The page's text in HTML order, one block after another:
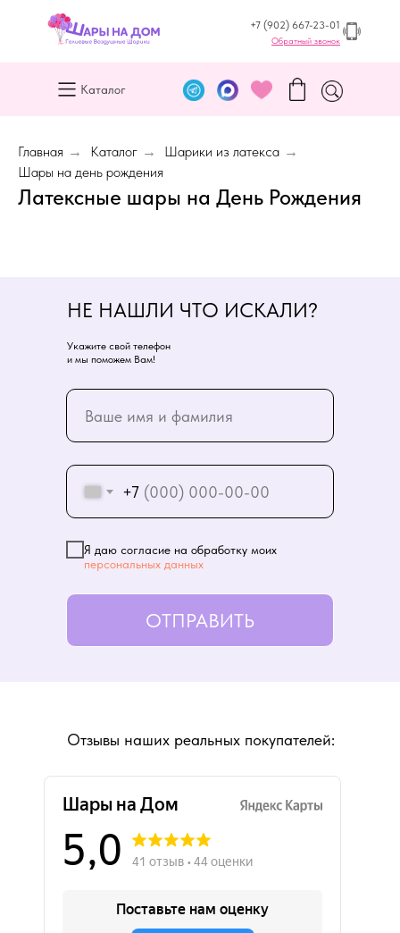
+7 (902) 667-23-01
Обратный звонок
Каталог
Главная → Каталог → Шарики из латекса →
Шары на день рождения
Латексные шары на День Рождения
+7
Я даю согласие на обработку моих
персональных данных
ОТПРАВИТЬ
НЕ НАШЛИ ЧТО ИСКАЛИ?
Укажите свой телефон
и мы поможем Вам!
Отзывы наших реальных покупателей: